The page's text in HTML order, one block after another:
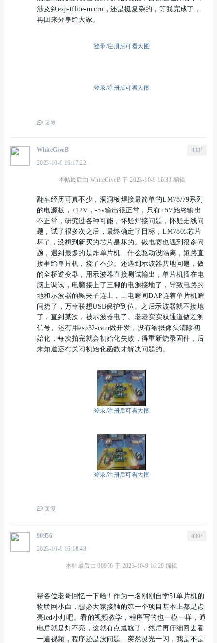
涉及到esp-tflite-micro，还是挺复杂的，等我完成了，
再回来分享给大家。
登录/注册后可看大图
登录/注册后可看大图
回复
438#
WhiteGiveB
2023-10-9 16:17:22
本帖最后由 WhiteGiveB 于 2023-10-9 16:33 编辑
翻车经历可真不少，洞洞板焊接最简单的LM78/79系列
的电源板，±12V，-5v输出很正常，只有+5V始终输出
不正常，研究过各种可能，怀疑焊接问题，怀疑走线问
题，试了很多次之后，最终确定了目标，LM7805芯片
坏了，没想到新买的芯片是坏的。做电赛也遇到很多问
题，遇到最多的是炸单片机，什么驱动没隔离，短路直
接串给单片机，烧了不少。还遇到示波器共地问题，做
的全桥逆变器，用示波器直接测试输出，单片机插在电
脑上调试，电脑接上了三脚的电源接地了，导致电路的
地和示波器的黑夹子连上，上电瞬间DAP连着单片机瞬
间烧了，万幸联想USB保护到位。之后示波器就不接地
了，直到某次，被示波器电了。老老实实双通道做差测
信号。还有用esp32-cam做开发，没有给摄像头清除初
始化，每次拍完就会初始化失败，得重新烧录固件，后
来知道还有关闭初始化函数才解决问题的。
登录/注册后可看大图
登录/注册后可看大图
回复
439#
90956
2023-10-9 16:18:48
本帖最后由 90956 于 2023-10-9 16:29 编辑
帮各位老哥回忆一下哈！作为一名刚刚自学51单片机的
物联网小白，想必大家接触的第一个项目基本上都是点
亮led小灯吧。看的视频教学，程序写的也一模一样，通
电后就是灯不亮，这就有点尴尬了，然后再仔细回去看
一遍视频，程序还是没问题，突然灵光一闪，我是不是